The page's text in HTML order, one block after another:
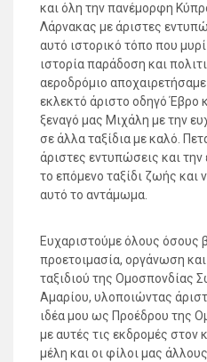
και όλη την πανέμορφη
Λάρνακας με άριστες
αυτό ιστορικό τόπο που
ιστορία παράδοση και
αεροδρόμιο
εκλεκτό άριστο οδηγό Έβρο
ξεναγό μας Μιχάλη με την
σε άλλα ταξίδια με καλό.
άριστες εντυπώσεις και την
το επόμενο ταξίδι ζωής και
αυτό το αντάμωμα.
Ευχαριστούμε όλους όσους
προετοιμασία, οργάνωση
ταξιδιού της Ομοσπονδίας
Αμαρίου, υλοποιώντας
ιδέα μου ως Προέδρου της
με αυτές τις εκδρομές στον
μέλη και οι φίλοι μας